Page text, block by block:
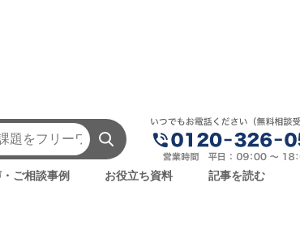
ご相談事例 お役立ち資料 記事を読む